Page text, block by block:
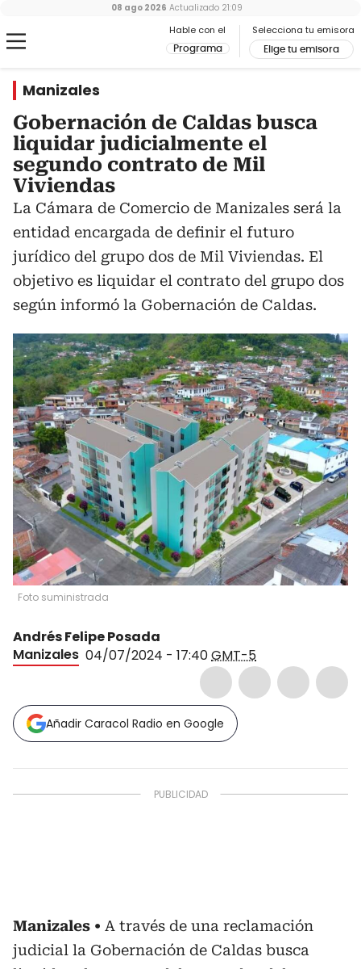
Hable con el
Programa
Selecciona tu emisora
Elige tu emisora
08 ago 2026 Actualizado 21:09
Manizales
Gobernación de Caldas busca
liquidar judicialmente el
segundo contrato de Mil
Viviendas
La Cámara de Comercio de Manizales será la
entidad encargada de definir el futuro
jurídico del grupo dos de Mil Viviendas. El
objetivo es liquidar el contrato del grupo dos
según informó la Gobernación de Caldas.
Foto suministrada
Andrés Felipe Posada
Manizales 04/07/2024 - 17:40GMT-5
Añadir Caracol Radio en Google
Manizales
A través de una reclamación
judicial la Gobernación de Caldas busca